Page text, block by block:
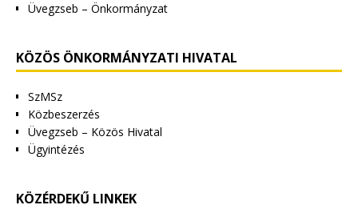
Üvegzseb – Önkormányzat
KÖZÖS ÖNKORMÁNYZATI HIVATAL
SzMSz
Közbeszerzés
Üvegzseb – Közös Hivatal
Ügyintézés
KÖZÉRDEKŰ LINKEK